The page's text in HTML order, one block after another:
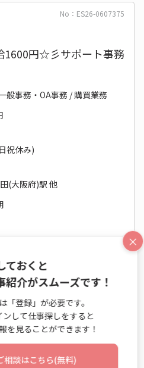
No：ES26-0607375
1600円☆彡サポート事務
般事務・OA事務 / 購買業務
祝休み)
(大阪府)駅 他
No：TS26-0605320
／かんたん事務◎同業
×
ておくと
介がスムーズです！
「登録」が必要です。
して仕事探しをすると
を見ることができます！
相談はこちら(無料)